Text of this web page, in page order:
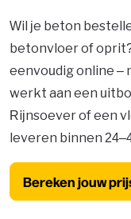
Wil je beton
betonvloer of
eenvoudig online –
werkt aan een
Rijnsoever of een
leveren binnen
Bereken jouw